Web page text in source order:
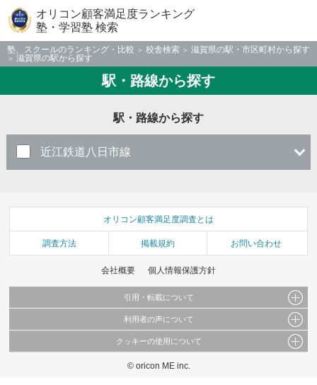
オリコン顧客満足度ランキング
塾・学習塾 検索
塾、スクールのランキング・比較 校舎検索
滋賀県の駅・市区町村から探す
滋賀県の駅から探す
駅・路線から探す
駅・路線から探す
近江鉄道八日市線
オリコン顧客満足度調査とは
調査方法 掲載規約 お問い合わせ
会社概要 個人情報保護方針
引用・転載について
当サイトで公開されている情報（文字、写真、イラスト、画像データ等）及びこれらの配
これらの情報を権利者の許可なく無断転載・複製などの二次利用を行うことは固く禁じて
利用者の声について
当サイトに掲載している内容はすべてサービスの利用者が提出された見解・感想です。
弊社の見解・ 意見ではないことをご理解いただいた上でご覧ください。
クッキーの使用について
このサイトでは Cookie を使用して、ユーザーに合わせたコンテンツや広告の表示、ソー
© oricon ME inc.